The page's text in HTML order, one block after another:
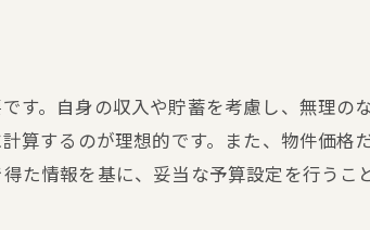
ローンの専門家から学ぶ融資のコツ
務の専門家が教える節税ポイント
す。自身の収入や貯蓄を考慮し、無理の
算するのが理想的です。また、物件価
た情報を基に、妥当な予算設定を行う